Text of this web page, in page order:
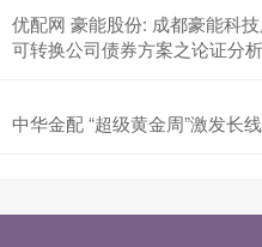
优配网 豪能股份: 成都豪能科
可转换公司债券方案之论证分
中华金配 “超级黄金周”激发长